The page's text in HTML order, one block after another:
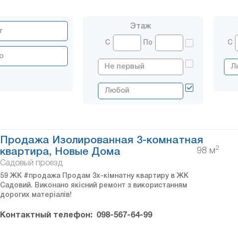
Этаж
С По С
Продажа Изолированная 3-комнатная
квартира, Новые Дома
98 м2
Садовый проезд
59 ЖК #продажа Продам 3х-кімнатну квартиру в ЖК
Садовий. Виконано якісний ремонт з використанням
дорогих матеріалів!
Контактный телефон: 098-567-64-99